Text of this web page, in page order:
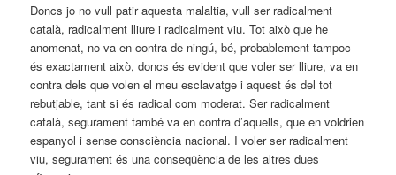
Doncs jo no vull patir aquesta malaltia, vull ser radicalment
català, radicalment lliure i radicalment viu. Tot això que he
anomenat, no va en contra de ningú, bé, probablement tampoc
és exactament això, doncs és evident que voler ser lliure, va en
contra dels que volen el meu esclavatge i aquest és del tot
rebutjable, tant si és radical com moderat. Ser radicalment
català, segurament també va en contra d’aquells, que en voldrien
espanyol i sense consciència nacional. I voler ser radicalment
viu, segurament és una conseqüència de les altres dues